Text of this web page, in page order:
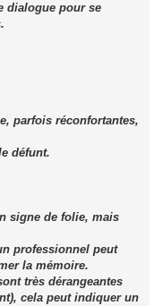
dialogue pour se
parfois réconfortantes,
défunt.
signe de folie, mais
professionnel peut
la mémoire.
très dérangeantes
cela peut indiquer un